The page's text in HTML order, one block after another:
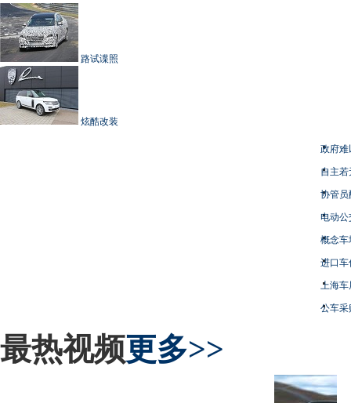
路试谍照
炫酷改装
政府难
自主
协管员
电动
概念车
进口车
上海
公车采
最热视频更多>>